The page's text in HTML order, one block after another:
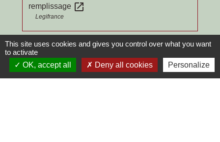
remplissage open_in_new
Legifrance
Signaler une erreur sur cette page
This site uses cookies and gives you control over what you want
to activate
OK, accept all
Deny all cookies Personalize